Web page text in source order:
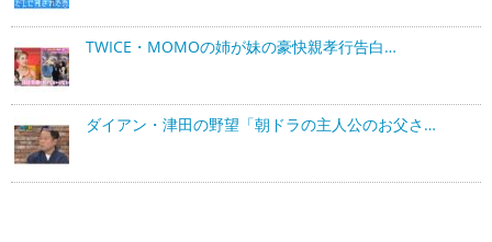
TWICE・MOMOの姉が妹の豪快親孝行告白…
ダイアン・津田の野望「朝ドラの主人公のお父さ…